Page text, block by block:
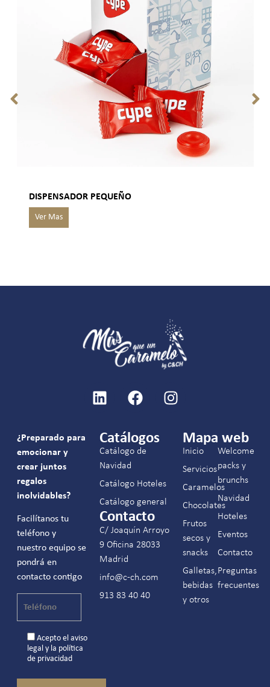
DISPENSADOR PEQUEÑO
¿Preparado para
emocionar y
crear juntos
regalos
inolvidables?
Facilítanos tu
teléfono y
nuestro equipo se
pondrá en
contacto contigo
Acepto el aviso
legaly la política
de privacidad
Catálogos
Catálogo de
Navidad
Catálogo Hoteles
Catálogo general
Contacto
C/ Joaquín Arroyo
9 Oficina 28033
Madrid
info@c-ch.com
913 83 40 40
Mapa web
Inicio
Servicios
Caramelos
Chocolates
Frutos
secos y
snacks
Galletas,
bebidas
y otros
Welcome
packs y
brunchs
Navidad
Hoteles
Eventos
Contacto
Preguntas
frecuentes